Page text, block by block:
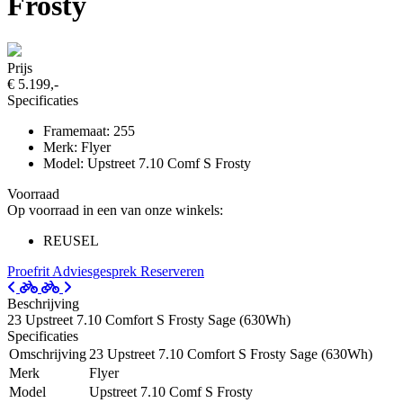
Prijs
€ 5.199,-
Specificaties
Framemaat: 255
Merk: Flyer
Model: Upstreet 7.10 Comf S Frosty
Voorraad
Op voorraad in een van onze winkels:
REUSEL
Proefrit Adviesgesprek Reserveren
Beschrijving
23 Upstreet 7.10 Comfort S Frosty Sage (630Wh)
Specificaties
Omschrijving 23 Upstreet 7.10 Comfort S Frosty Sage (630Wh)
Merk
Flyer
Model
Upstreet 7.10 Comf S Frosty